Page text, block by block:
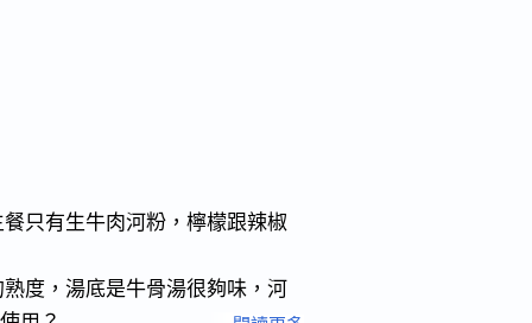
只有生牛肉河粉，檸檬跟辣椒
度，湯底是牛骨湯很夠味，河